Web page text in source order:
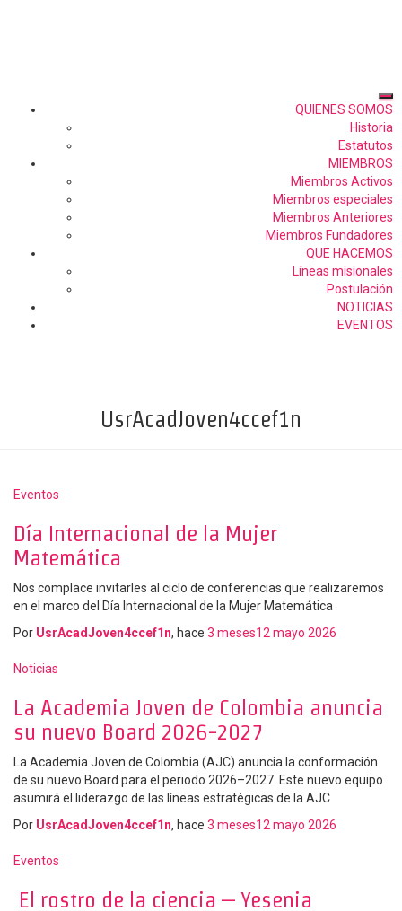
QUIENES SOMOS
Historia
Estatutos
MIEMBROS
Miembros Activos
Miembros especiales
Miembros Anteriores
Miembros Fundadores
QUE HACEMOS
Líneas misionales
Postulación
NOTICIAS
EVENTOS
UsrAcadJoven4ccef1n
Eventos
Día Internacional de la Mujer
Matemática
Nos complace invitarles al ciclo de conferencias que realizaremos
en el marco del Día Internacional de la Mujer Matemática
Por UsrAcadJoven4ccef1n, hace 3 meses12 mayo 2026
Noticias
La Academia Joven de Colombia anuncia
su nuevo Board 2026-2027
La Academia Joven de Colombia (AJC) anuncia la conformación
de su nuevo Board para el periodo 2026–2027. Este nuevo equipo
asumirá el liderazgo de las líneas estratégicas de la AJC
Por UsrAcadJoven4ccef1n, hace 3 meses12 mayo 2026
Eventos
El rostro de la ciencia – Yesenia